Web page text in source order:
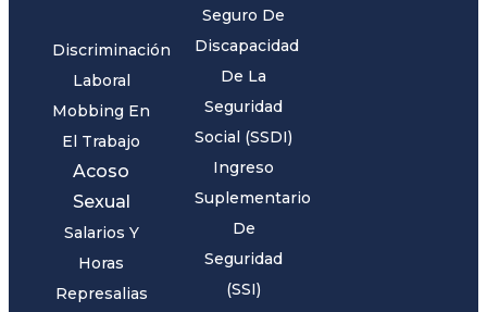
Discriminación
Laboral
Mobbing En
El Trabajo
Acoso
Sexual
Salarios Y
Horas
Represalias
Seguro De
Discapacidad
De La
Seguridad
Social (SSDI)
Ingreso
Suplementario
De
Seguridad
(SSI)